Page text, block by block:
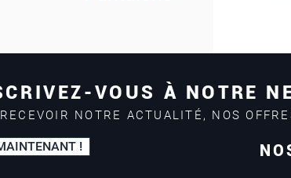
VOUS À NOTRE
NOTRE ACTUALITÉ, NOS
!